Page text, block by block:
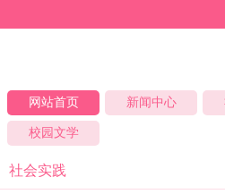
网站首页 新闻中心
校园文学
社会实践